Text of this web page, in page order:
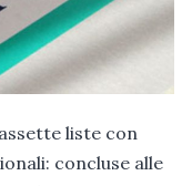
liste con
concluse alle